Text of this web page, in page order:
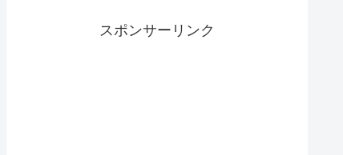
スポンサーリンク